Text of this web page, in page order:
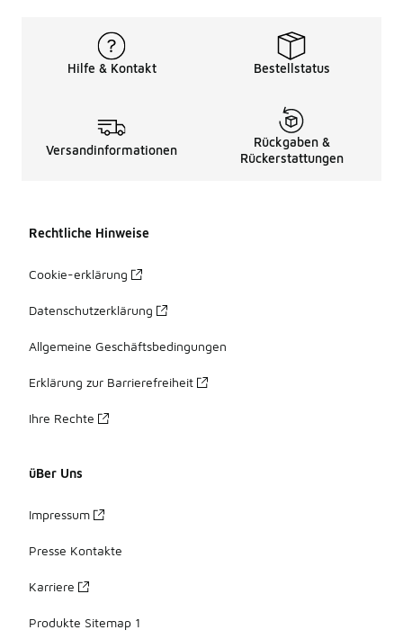
Hilfe & Kontakt Bestellstatus
Versandinformationen
Rückgaben &
Rückerstattungen
Rechtliche Hinweise
Cookie-erklärung
Datenschutzerklärung
Allgemeine Geschäftsbedingungen
Erklärung zur Barrierefreiheit
Ihre Rechte
üBer Uns
Impressum
Presse Kontakte
Karriere
Produkte Sitemap 1